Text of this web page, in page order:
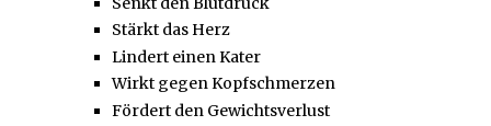
Stärkt das Herz
Lindert einen Kater
Wirkt gegen Kopfschmerzen
Fördert den Gewichtsverlust